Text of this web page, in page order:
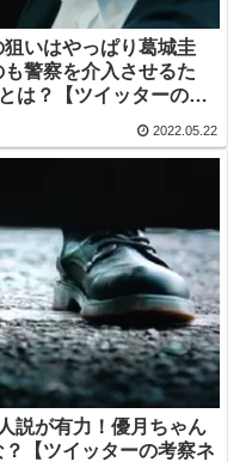
狙いはやっぱり葛城圭
警察を介入させるた
は？【ツイッターの考
2022.05.22
説が有力！優月ちゃん
【ツイッターの考察ネ